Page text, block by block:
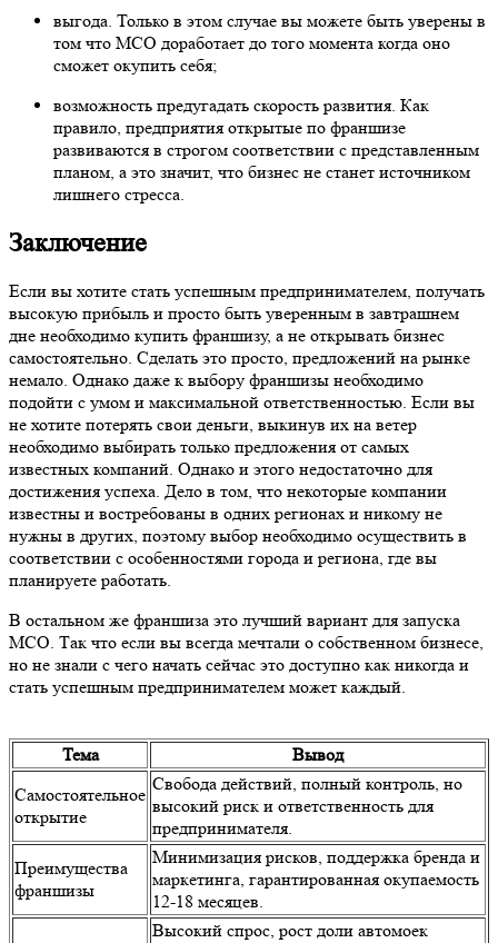
высокую прибыль и просто быть уверенным в завтрашнем
дне необходимо купить франшизу, а не открывать бизнес
самостоятельно. Сделать это просто, предложений на рынке
подойти с умом и максимальной ответственностью. Если вы
не хотите потерять свои деньги, выкинув их на ветер
необходимо выбирать только предложения от самых
известных компаний. Однако и этого недостаточно для
достижения успеха. Дело в том, что некоторые компании
известны и востребованы в одних регионах и никому не
соответствии с особенностями города и региона, где вы
В остальном же франшиза это лучший вариант для запуска
МСО. Так что если вы всегда мечтали о собственном бизнесе,
но не знали с чего начать сейчас это доступно как никогда и
стать успешным предпринимателем может каждый.
Тема
Вывод
Самостоятельное
открытие
Свобода действий, полный контроль, но
высокий риск и ответственность для
предпринимателя.
Преимущества
франшизы
Минимизация рисков, поддержка бренда и
маркетинга, гарантированная окупаемость
12-18 месяцев.
Высокий спрос, рост доли автомоек
перспективна для развития.
Риски и
сложности
Высокая конкуренция, сложности с
возвратом инвестиций и оформлением
документов.
выбирают
франшизу
поставщика, предсказуемое развитие
Выбирать франшизы известных компаний
с учетом особенностей региона, чтобы
повысить шансы на успех.
Хотите узнать больше или появились вопросы?Оставьте
заявку на сайте
, и наши эксперты помогут вам сделать
правильный выбор для успешного запуска автомойки
самообслуживания.